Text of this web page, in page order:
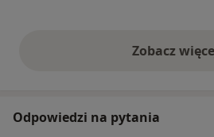
Zobacz
Odpowiedzi na pytania